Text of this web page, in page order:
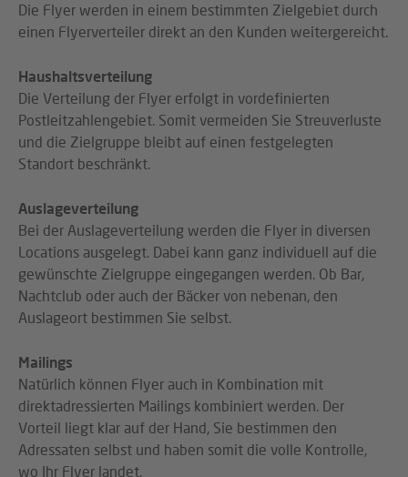
Die Flyer werden in einem bestimmten Zielgebiet durch
einen Flyerverteiler direkt an den Kunden weitergereicht.
Haushaltsverteilung
Die Verteilung der Flyer erfolgt in vordefinierten
Postleitzahlengebiet. Somit vermeiden Sie Streuverluste
und die Zielgruppe bleibt auf einen festgelegten
Standort beschränkt.
Auslageverteilung
Bei der Auslageverteilung werden die Flyer in diversen
Locations ausgelegt. Dabei kann ganz individuell auf die
gewünschte Zielgruppe eingegangen werden. Ob Bar,
Nachtclub oder auch der Bäcker von nebenan, den
Auslageort bestimmen Sie selbst.
Mailings
Natürlich können Flyer auch in Kombination mit
direktadressierten Mailings kombiniert werden. Der
Vorteil liegt klar auf der Hand, Sie bestimmen den
Adressaten selbst und haben somit die volle Kontrolle,
wo Ihr Flyer landet.